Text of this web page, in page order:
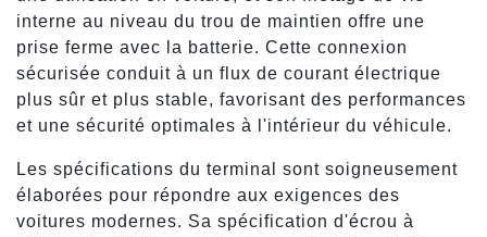
interne au niveau du trou de maintien offre une
prise ferme avec la batterie. Cette connexion
sécurisée conduit à un flux de courant électrique
plus sûr et plus stable, favorisant des performances
et une sécurité optimales à l'intérieur du véhicule.
Les spécifications du terminal sont soigneusement
élaborées pour répondre aux exigences des
voitures modernes. Sa spécification d'écrou à